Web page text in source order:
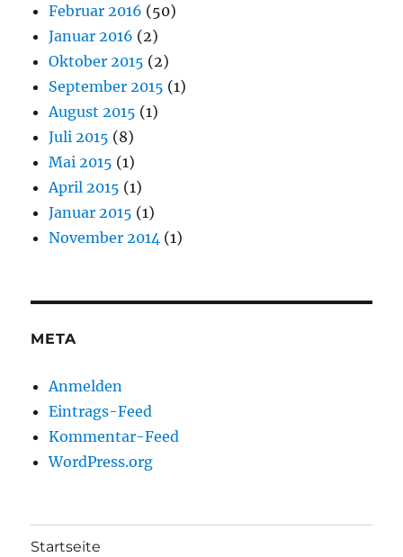
Februar 2016 (50)
Januar 2016 (2)
Oktober 2015 (2)
September 2015 (1)
August 2015 (1)
Juli 2015 (8)
Mai 2015 (1)
April 2015 (1)
Januar 2015 (1)
November 2014 (1)
META
Anmelden
Eintrags-Feed
Kommentar-Feed
WordPress.org
Startseite